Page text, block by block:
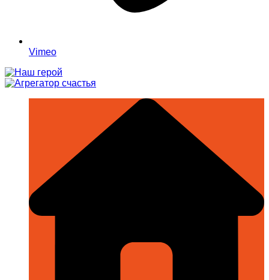
Vimeo